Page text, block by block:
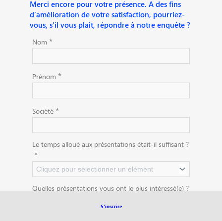
Merci encore pour votre présence. A des fins
d’amélioration de votre satisfaction, pourriez-
vous, s'il vous plaît, répondre à notre enquête ?
Nom *
Prénom *
Société *
Le temps alloué aux présentations était-il suffisant ?
*
Cliquez pour sélectionner un élément
Quelles présentations vous ont le plus intéressé(e) ?
Table ronde : La généralisation de la facture
S'inscrire